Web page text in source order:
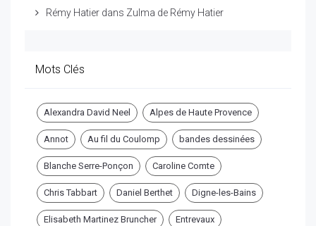
Rémy Hatier dans Zulma de Rémy Hatier
Mots Clés
Alexandra David Neel Alpes de Haute Provence
Annot Au fil du Coulomp bandes dessinées
Blanche Serre-Ponçon Caroline Comte
Chris Tabbart Daniel Berthet Digne-les-Bains
Elisabeth Martinez Bruncher Entrevaux